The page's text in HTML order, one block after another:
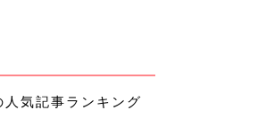
した。病院では、最初『小さい子は気管支
気記事ランキング